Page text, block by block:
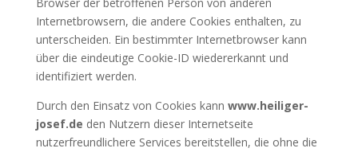
Internetbrowsern, die andere Cookies enthalten, zu
unterscheiden. Ein bestimmter Internetbrowser kann
über die eindeutige Cookie-ID wiedererkannt und
identifiziert werden.
Durch den Einsatz von Cookies kann www.heiliger-
josef.de den Nutzern dieser Internetseite
nutzerfreundlichere Services bereitstellen, die ohne die